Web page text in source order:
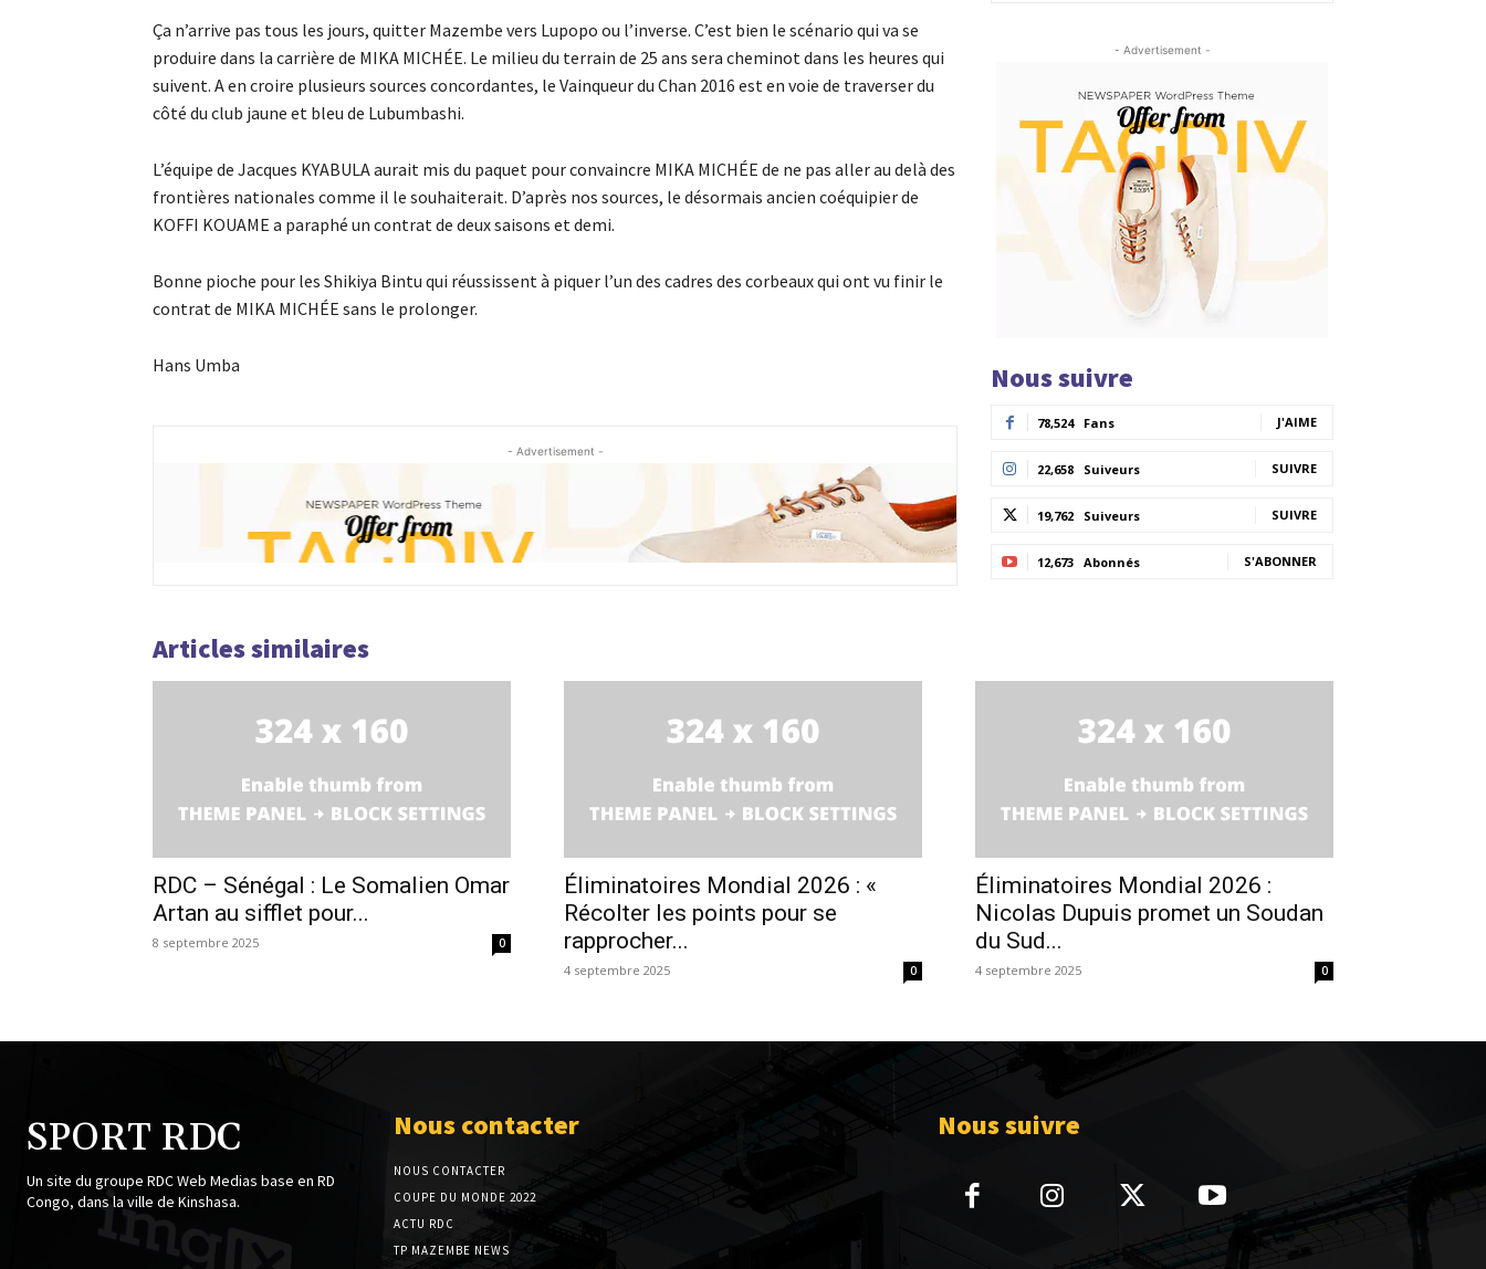
Ça n’arrive pas tous les jours, quitter Mazembe vers Lupopo ou l’inverse. C’est bien le scénario qui va se
produire dans la carrière de MIKA MICHÉE. Le milieu du terrain de 25 ans sera cheminot dans les heures qui
suivent. A en croire plusieurs sources concordantes, le Vainqueur du Chan 2016 est en voie de traverser du
côté du club jaune et bleu de Lubumbashi.
L’équipe de Jacques KYABULA aurait mis du paquet pour convaincre MIKA MICHÉE de ne pas aller au delà des
frontières nationales comme il le souhaiterait. D’après nos sources, le désormais ancien coéquipier de
KOFFI KOUAME a paraphé un contrat de deux saisons et demi.
Bonne pioche pour les Shikiya Bintu qui réussissent à piquer l’un des cadres des corbeaux qui ont vu finir le
contrat de MIKA MICHÉE sans le prolonger.
Hans Umba
- Advertisement -
- Advertisement -
Nous suivre
78,524 Fans J'AIME
22,658 Suiveurs SUIVRE
19,762 Suiveurs SUIVRE
12,673 Abonnés S'ABONNER
Articles similaires
RDC – Sénégal : Le Somalien Omar
Artan au sifflet pour...
8 septembre 2025 0
Éliminatoires Mondial 2026 : «
Récolter les points pour se
rapprocher...
4 septembre 2025 0
Éliminatoires Mondial 2026 :
Nicolas Dupuis promet un Soudan
du Sud...
4 septembre 2025 0
SPORT RDC
Un site du groupe RDC Web Medias base en RD
Congo, dans la ville de Kinshasa.
Nous contacter
NOUS CONTACTER
COUPE DU MONDE 2022
ACTU RDC
TP MAZEMBE NEWS
Nous suivre